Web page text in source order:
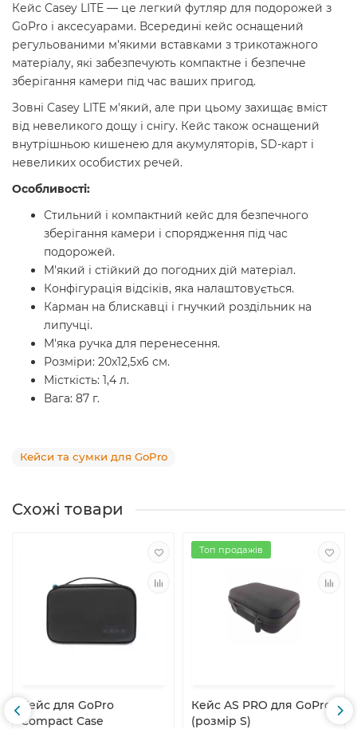
Кейс Casey LITE — це легкий футляр для подорожей з
GoPro і аксесуарами. Всередині кейс оснащений
регульованими м'якими вставками з трикотажного
матеріалу, які забезпечують компактне і безпечне
зберігання камери під час ваших пригод.
Зовні Casey LITE м'який, але при цьому захищає вміст
від невеликого дощу і снігу. Кейс також оснащений
внутрішньою кишенею для акумуляторів, SD-карт і
невеликих особистих речей.
Особливості:
Стильний і компактний кейс для безпечного
зберігання камери і спорядження під час
подорожей.
М'який і стійкий до погодних дій матеріал.
Конфігурація відсіків, яка налаштовується.
Карман на блискавці і гнучкий роздільник на
липучці.
М'яка ручка для перенесення.
Розміри: 20x12,5x6 см.
Місткість: 1,4 л.
Вага: 87 г.
Кейси та сумки для GoPro
Схожі товари
Кейс для GoPro
Compact Case
Топ продажів
Кейс AS PRO для GoPro
(розмір S)